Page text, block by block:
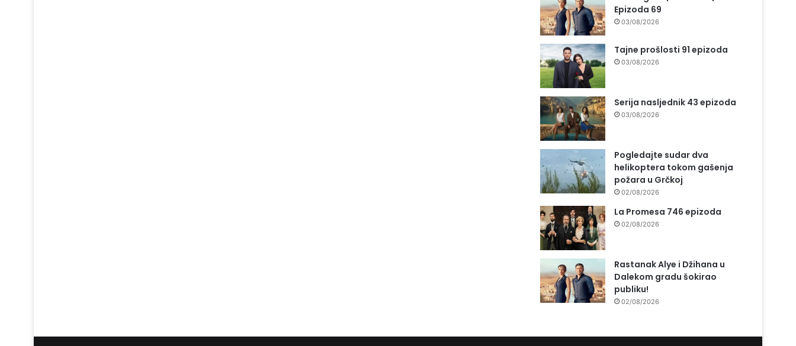
Epizoda 69
03/08/2026
Tajne prošlosti 91 epizoda
03/08/2026
Serija nasljednik 43 epizoda
03/08/2026
Pogledajte sudar dva
helikoptera tokom gašenja
požara u Grčkoj
02/08/2026
La Promesa 746 epizoda
02/08/2026
Rastanak Alye i Džihana u
Dalekom gradu šokirao
publiku!
02/08/2026